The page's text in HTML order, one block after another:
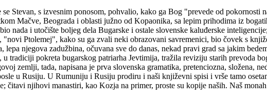
Stevan, s izvesnim ponosom, pohvalio, kako ga Bog "prevede od pokornosti
Mačve, Beograda i oblasti južno od Kopaonika, sa lepim prihodima iz
nada i utočište boljeg dela Bugarske i ostale slovenske kaluđerske
Ptolemej", kako su ga zvali neki obrazovani savremenici, bio čovek s
lepa njegova zadužbina, očuvana sve do danas, nekad pravi grad sa jakim
u tradiciji pokreta bugarskog patriarha Jevtimija, tražila reviziju starih prevoda
zemlji, tada, napisana je prva slovenska gramatika, pretenciozna, složena,
u Rusiju. U Rumuniju i Rusiju prodiru i naši književni spisi i vrše tamo
čitavi njihovi manastiri, kao Kozja na primer, proste su kopije naših. Naš